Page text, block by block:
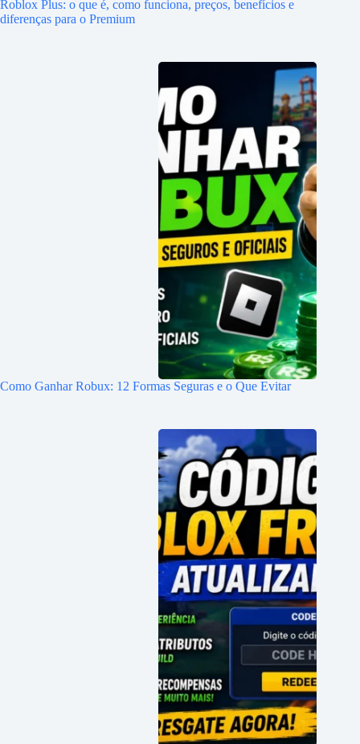
Roblox Plus: o que é, como funciona, preços, benefícios e
diferenças para o Premium
Como Ganhar Robux: 12 Formas Seguras e o Que Evitar